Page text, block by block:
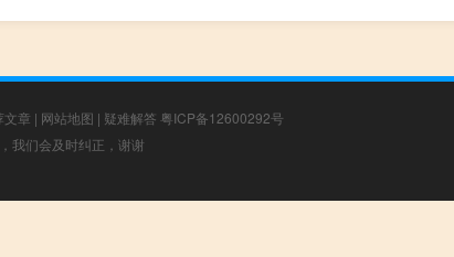
文章 | 网站地图 | 疑难解答 粤ICP备12600292号
我们会及时纠正，谢谢